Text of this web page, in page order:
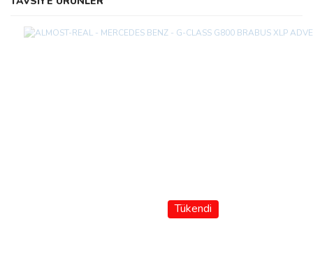
Tükendi